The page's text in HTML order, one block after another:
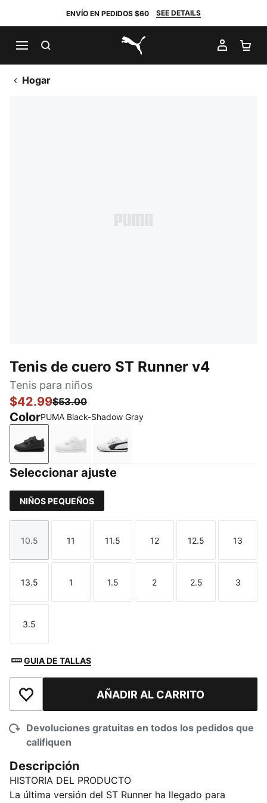
ENVÍO EN PEDIDOS $60 SEE DETAILS
PUMA.com
MI
Hogar
Tenis de cuero ST Runner v4
Tenis para niños
$42.99$53.00
ColorPUMA Black-Shadow Gray
PUMA Black-Shadow Gray
PUMA White-Cool Light Gray
PUMA White-PUMA Black-Cast
Seleccionar ajuste
NIÑOS PEQUEÑOS
Talla
10.5
Talla
11
Talla
11.5
Talla
12
Talla
12.5
Talla
13
Talla
13.5
Talla
1
Talla
1.5
Talla
2
Talla
2.5
Talla
3
Talla
3.5
GUIA DE TALLAS
Añadir a la lista de deseosAÑADIR AL CARRITO
Devoluciones gratuitas en todos los pedidos que
califiquen
Descripción
HISTORIA DEL PRODUCTO
La última versión del ST Runner ha llegado para